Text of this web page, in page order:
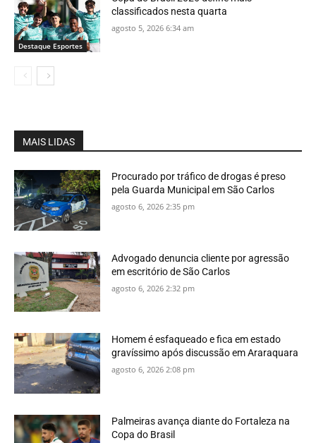
Destaque Esportes
classificados nesta quarta
agosto 5, 2026 6:34 am
MAIS LIDAS
Procurado por tráfico de drogas é preso
pela Guarda Municipal em São Carlos
agosto 6, 2026 2:35 pm
Advogado denuncia cliente por agressão
em escritório de São Carlos
agosto 6, 2026 2:32 pm
Homem é esfaqueado e fica em estado
gravíssimo após discussão em Araraquara
agosto 6, 2026 2:08 pm
Palmeiras avança diante do Fortaleza na
Copa do Brasil